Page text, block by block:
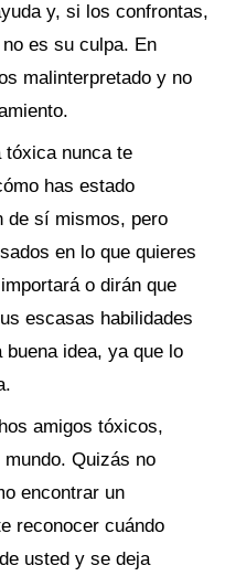
y, si los confrontas,
es su culpa. En
malinterpretado y no
tóxica nunca te
has estado
de sí mismos, pero
​​en lo que quieres
o dirán que
escasas habilidades
idea, ya que lo
amigos tóxicos,
Quizás no
encontrar un
reconocer cuándo
usted y se deja